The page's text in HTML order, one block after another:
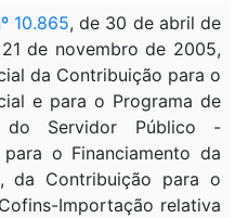
10.865, de 30 de abril de
de novembro de 2005,
da Contribuição para o
e para o Programa de
do Servidor Público -
o Financiamento da
da Contribuição para o
Importação relativa